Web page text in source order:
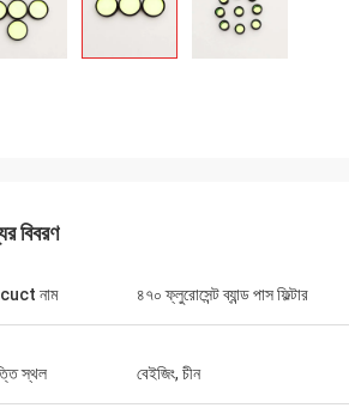
বিবরণ
নাম ৪৭০ ফ্লুরোসেন্ট ব্যান্ড পাস ফিল্টার
স্থল বেইজিং, চীন